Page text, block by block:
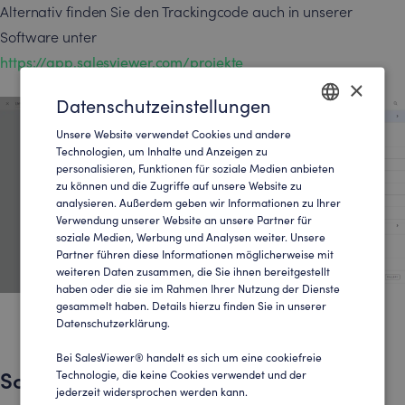
Alternativ finden Sie den Trackingcode auch in unserer
Software unter
https://app.salesviewer.com/projekte
Schritt 2: Trigger anlegen & einrichten
GERMAN
×
Datenschutzeinstellungen
Unsere Website verwendet Cookies und andere
Technologien, um Inhalte und Anzeigen zu
personalisieren, Funktionen für soziale Medien anbieten
zu können und die Zugriffe auf unsere Website zu
analysieren. Außerdem geben wir Informationen zu Ihrer
Verwendung unserer Website an unsere Partner für
soziale Medien, Werbung und Analysen weiter. Unsere
Partner führen diese Informationen möglicherweise mit
weiteren Daten zusammen, die Sie ihnen bereitgestellt
haben oder die sie im Rahmen Ihrer Nutzung der Dienste
gesammelt haben. Details hierzu finden Sie in unserer
Datenschutzerklärung.
Bei SalesViewer® handelt es sich um eine cookiefreie
Technologie, die keine Cookies verwendet und der
jederzeit widersprochen werden kann.